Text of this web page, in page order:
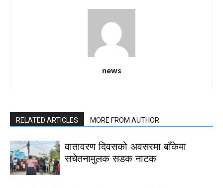
news
RELATED ARTICLES MORE FROM AUTHOR
वातावरण दिवसको अवसरमा बाँकेमा
सचेतनामुलक सडक नाटक